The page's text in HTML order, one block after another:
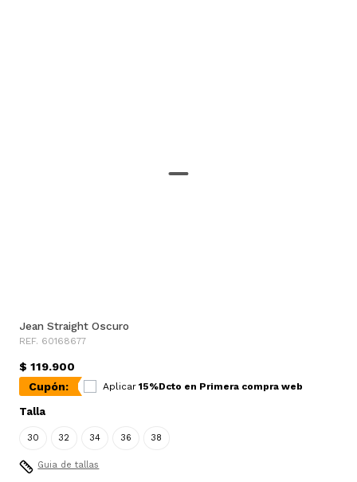
Jean Straight Oscuro
REF. 60168677
$ 119.900
Cupón:
Aplicar 15%Dcto en Primera compra web
Talla
30 32 34 36 38
Guia de tallas